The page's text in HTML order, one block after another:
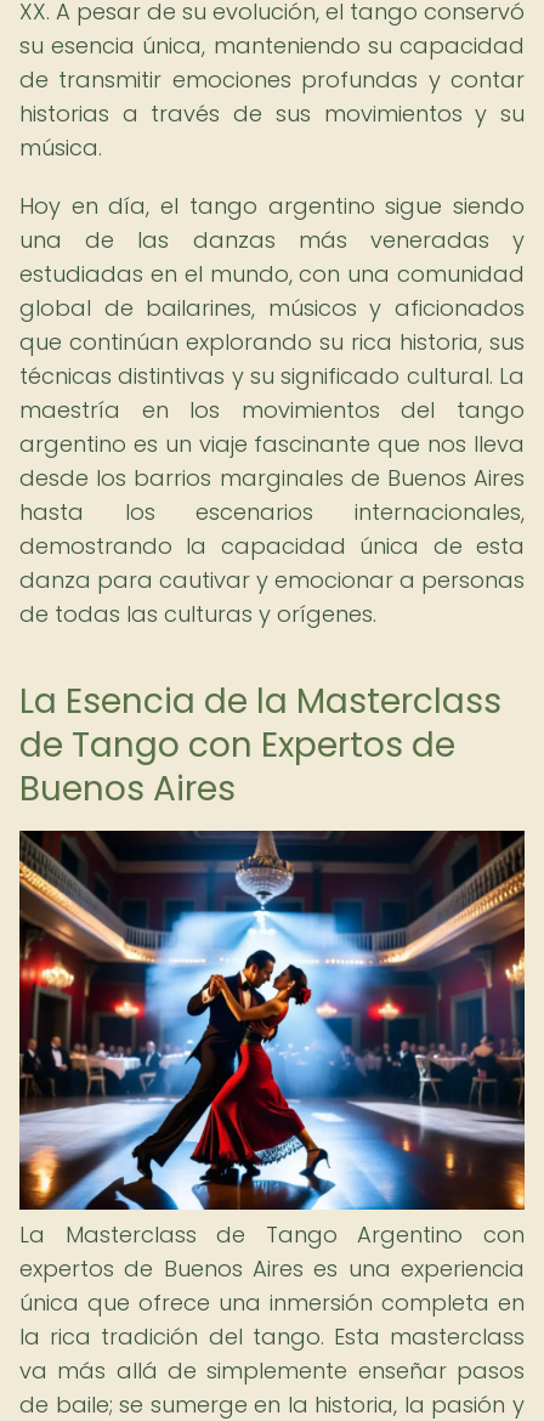
XX. A pesar de su evolución, el tango conservó
su esencia única, manteniendo su capacidad
de transmitir emociones profundas y contar
historias a través de sus movimientos y su
música.
Hoy en día, el tango argentino sigue siendo
una de las danzas más veneradas y
estudiadas en el mundo, con una comunidad
global de bailarines, músicos y aficionados
que continúan explorando su rica historia, sus
técnicas distintivas y su significado cultural. La
maestría en los movimientos del tango
argentino es un viaje fascinante que nos lleva
desde los barrios marginales de Buenos Aires
hasta los escenarios internacionales,
demostrando la capacidad única de esta
danza para cautivar y emocionar a personas
de todas las culturas y orígenes.
La Esencia de la Masterclass
de Tango con Expertos de
Buenos Aires
La Masterclass de Tango Argentino con
expertos de Buenos Aires es una experiencia
única que ofrece una inmersión completa en
la rica tradición del tango. Esta masterclass
va más allá de simplemente enseñar pasos
de baile; se sumerge en la historia, la pasión y